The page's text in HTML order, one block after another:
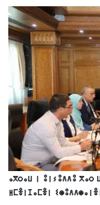
ⴰⴳⵔⴰⵡ ⵏ ⵓⵏⵢⵓⴷⴷⵓ ⴳⴰⵔ
ⵍⵎⴻⵏⵊⴰⵎⴻⵏ